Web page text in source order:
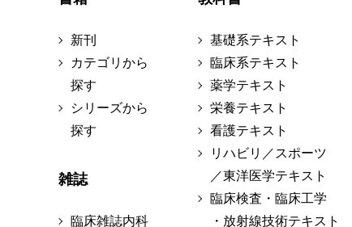
新刊
カテゴリから
探す
シリーズから
探す
雑誌
臨床雑誌内科
基礎系テキスト
臨床系テキスト
薬学テキスト
栄養テキスト
看護テキスト
リハビリ／スポーツ
／東洋医学テキスト
臨床検査・臨床工学
・放射線技術テキスト